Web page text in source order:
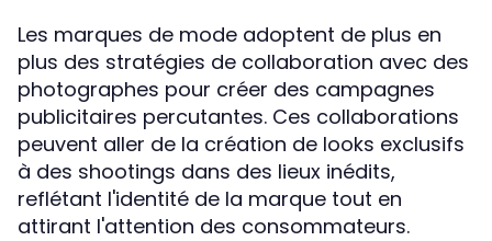
Les marques de mode adoptent de plus en
plus des stratégies de collaboration avec des
photographes pour créer des campagnes
publicitaires percutantes. Ces collaborations
peuvent aller de la création de looks exclusifs
à des shootings dans des lieux inédits,
reflétant l'identité de la marque tout en
attirant l'attention des consommateurs.